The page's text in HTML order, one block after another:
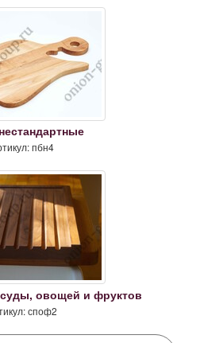
пбн4
овощей и фруктов
споф2